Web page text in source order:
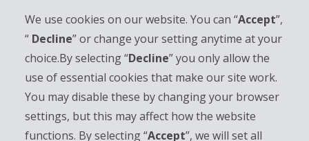
We use cookies on our website. You can “Accept”,
“ Decline” or change your setting anytime at your
choice.By selecting “Decline” you only allow the
use of essential cookies that make our site work.
You may disable these by changing your browser
settings, but this may affect how the website
functions. By selecting “Accept”, we will set all
終了したセール、キャンペーン
日本国内のご予約
ABOUT HERTZ